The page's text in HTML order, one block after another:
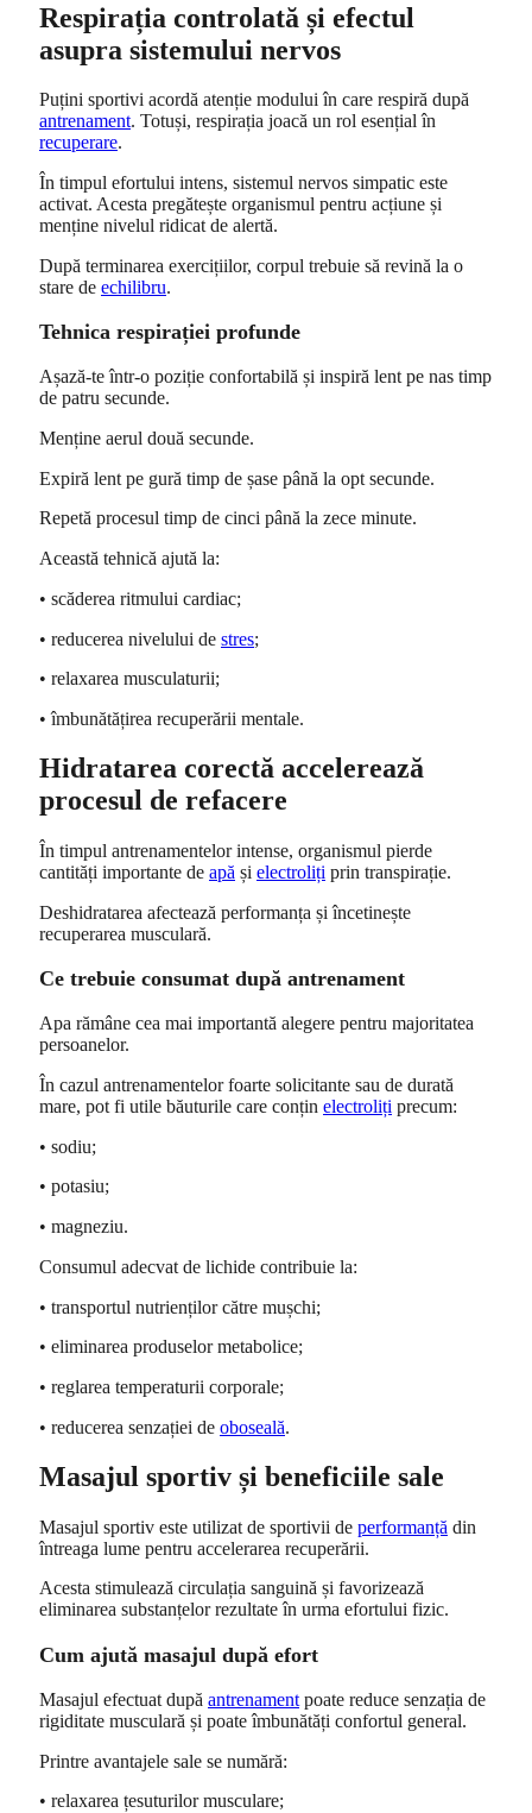
Respirația controlată și efectul
asupra sistemului nervos
Puțini sportivi acordă atenție modului în care respiră după
antrenament. Totuși, respirația joacă un rol esențial în
recuperare.
În timpul efortului intens, sistemul nervos simpatic este
activat. Acesta pregătește organismul pentru acțiune și
menține nivelul ridicat de alertă.
După terminarea exercițiilor, corpul trebuie să revină la o
stare de echilibru.
Tehnica respirației profunde
Așază-te într-o poziție confortabilă și inspiră lent pe nas timp
de patru secunde.
Menține aerul două secunde.
Expiră lent pe gură timp de șase până la opt secunde.
Repetă procesul timp de cinci până la zece minute.
Această tehnică ajută la:
• scăderea ritmului cardiac;
• reducerea nivelului de stres;
• relaxarea musculaturii;
• îmbunătățirea recuperării mentale.
Hidratarea corectă accelerează
procesul de refacere
În timpul antrenamentelor intense, organismul pierde
cantități importante de apă și electroliți prin transpirație.
Deshidratarea afectează performanța și încetinește
recuperarea musculară.
Ce trebuie consumat după antrenament
Apa rămâne cea mai importantă alegere pentru majoritatea
persoanelor.
În cazul antrenamentelor foarte solicitante sau de durată
mare, pot fi utile băuturile care conțin electroliți precum:
• sodiu;
• potasiu;
• magneziu.
Consumul adecvat de lichide contribuie la:
• transportul nutrienților către mușchi;
• eliminarea produselor metabolice;
• reglarea temperaturii corporale;
• reducerea senzației de oboseală.
Masajul sportiv și beneficiile sale
Masajul sportiv este utilizat de sportivii de performanță din
întreaga lume pentru accelerarea recuperării.
Acesta stimulează circulația sanguină și favorizează
eliminarea substanțelor rezultate în urma efortului fizic.
Cum ajută masajul după efort
Masajul efectuat după antrenament poate reduce senzația de
rigiditate musculară și poate îmbunătăți confortul general.
Printre avantajele sale se numără:
• relaxarea țesuturilor musculare;